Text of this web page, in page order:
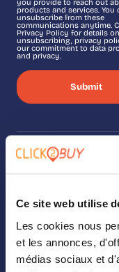
Ce site web utilise
Les cookies nous
et les annonces,
médias sociaux et
you provide to reach out
products and services. You
unsubscribe from these
communications anytime.
Privacy Policy for details on
unsubscribing, privacy
our commitment to data
and privacy.
SOLUTIONS
Our solutions
Where To Buy
Analytics